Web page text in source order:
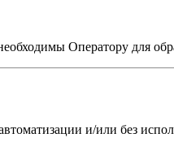
Оператору для
и/или без